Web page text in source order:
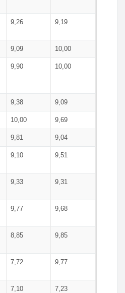
9,26 9,19
9,09 10,00
9,90 10,00
9,38 9,09
10,00 9,69
9,81 9,04
9,10 9,51
9,33 9,31
9,77 9,68
8,85 9,85
7,72 9,77
7,10 7,23